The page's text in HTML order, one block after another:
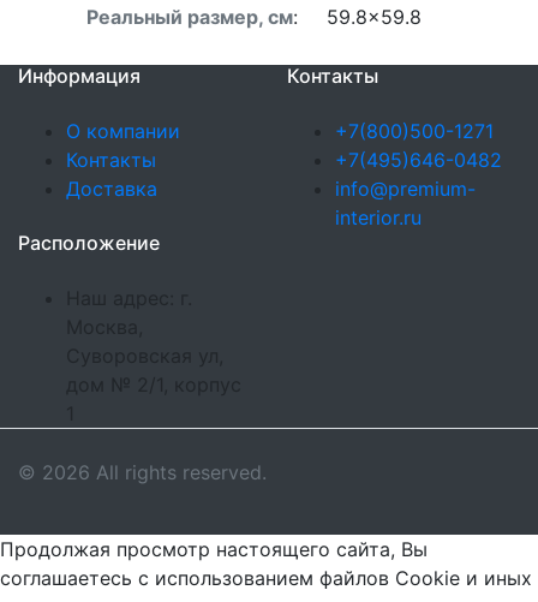
Реальный размер, см: 59.8x59.8
Информация
О компании
Контакты
Доставка
Контакты
+7(800)500-1271
+7(495)646-0482
info@premium-
interior.ru
Расположение
Наш адрес: г.
Москва,
Суворовская ул,
дом № 2/1, корпус
© 2026 All rights reserved.
Продолжая просмотр настоящего сайта, Вы
соглашаетесь с использованием файлов Cookie и иных